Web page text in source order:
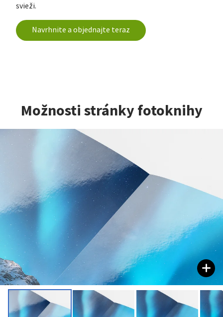
svieži.
Navrhnite a objednajte teraz
Možnosti stránky fotoknihy